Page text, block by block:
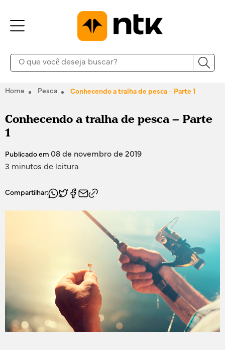
Home Pesca Conhecendo a tralha de pesca – Parte 1
Conhecendo a tralha de pesca – Parte
1
Publicado em 08 de novembro de 2019
3 minutos de leitura
Compartilhar: